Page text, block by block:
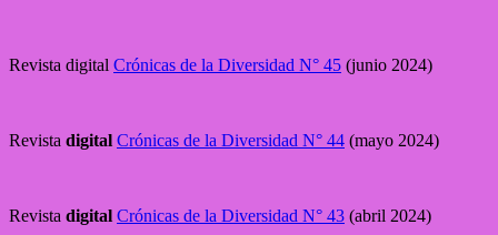
Revista digital Crónicas de la Diversidad N° 45 (junio 2024)
Revista digital Crónicas de la Diversidad N° 44 (mayo 2024)
Revista digital Crónicas de la Diversidad N° 43 (abril 2024)